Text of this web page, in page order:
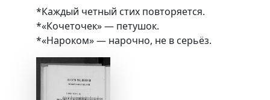
*Каждый четный стих повторяется.
*«Кочеточек» — петушок.
*«Нароком» — нарочно, не в серьёз.